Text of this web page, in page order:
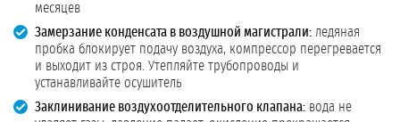
месяцев
Замерзание конденсата в воздушной магистрали: ледяная
пробка блокирует подачу воздуха, компрессор перегревается
и выходит из строя. Утепляйте трубопроводы и
устанавливайте осушитель
Заклинивание воздухоотделительного клапана: вода не